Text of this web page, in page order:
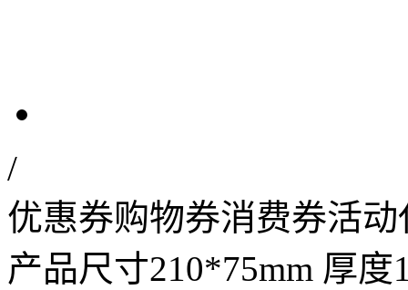
/
优惠券购物券消费券活
产品尺寸210*75mm 厚度